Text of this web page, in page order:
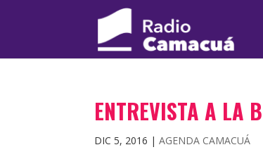
ENTREVISTA A LA
DIC 5, 2016 |AGENDA CAMACUÁ